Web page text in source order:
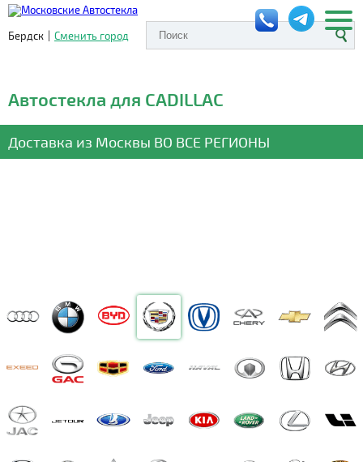
Бердск | Сменить город
Автостекла для CADILLAC
Доставка из Москвы ВО ВСЕ РЕГИОНЫ